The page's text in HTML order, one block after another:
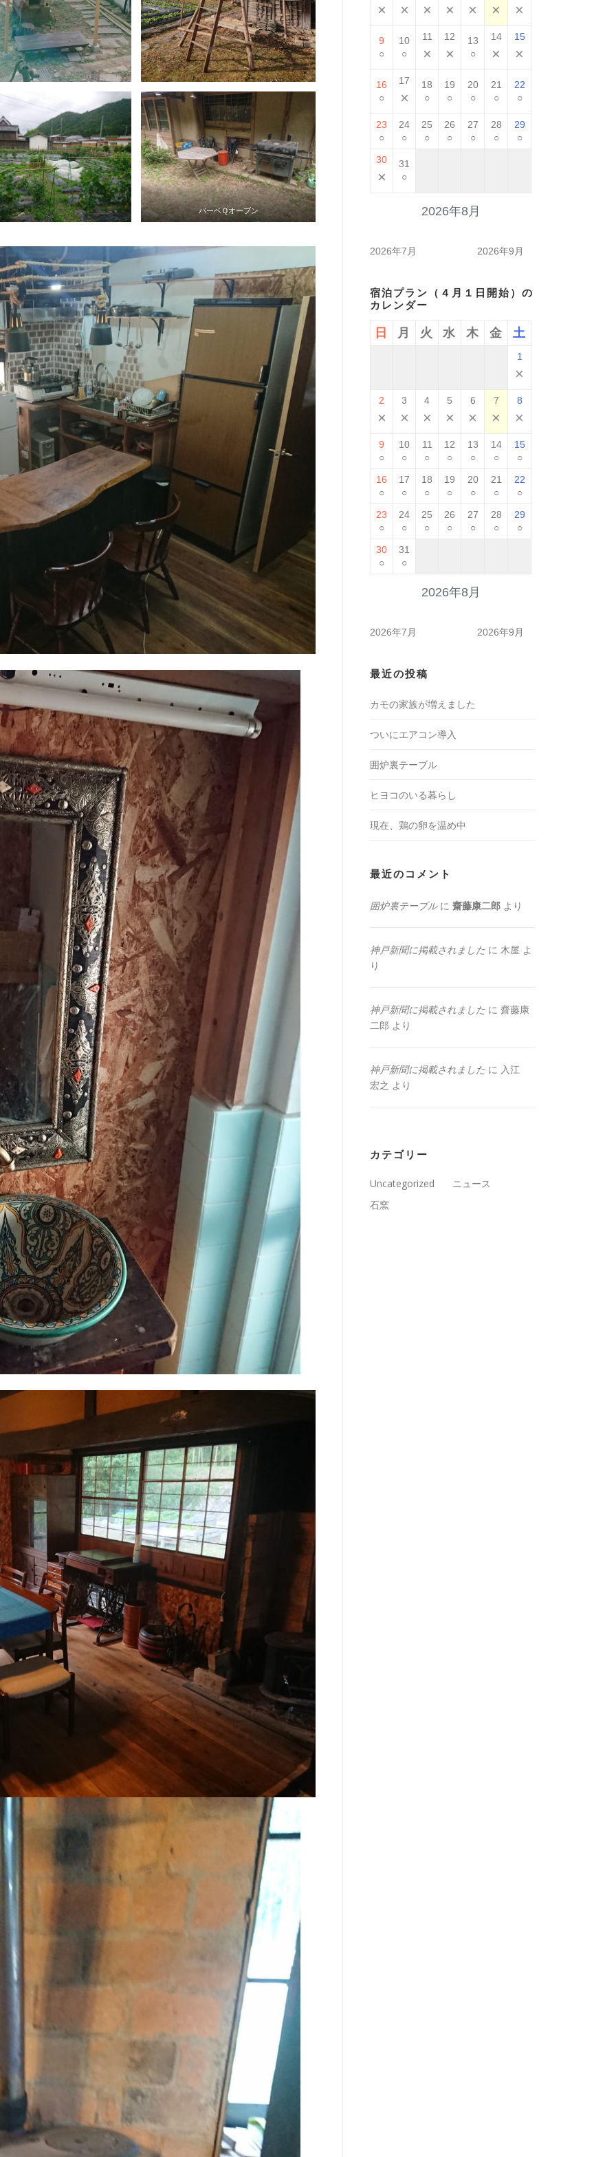
バーベＱオーブン 2026年8月
× × × × × × ×
9
○
10
○
11
×
12
×
13
○
14
×
15
×
16
○
17
×
18
○
19
○
20
○
21
○
22
○
23
○
24
○
25
○
26
○
27
○
28
○
29
○
30
×
31
○
2026年7月 2026年9月
宿泊プラン（４月１日開始）の
カレンダー
2026年8月
日 月 火 水 木 金 土
1
×
2
×
3
×
4
×
5
×
6
×
7
×
8
×
9
○
10
○
11
○
12
○
13
○
14
○
15
○
16
○
17
○
18
○
19
○
20
○
21
○
22
○
23
○
24
○
25
○
26
○
27
○
28
○
29
○
30
○
31
○
2026年7月 2026年9月
最近の投稿
カモの家族が増えました
ついにエアコン導入
囲炉裏テーブル
ヒヨコのいる暮らし
現在、鶏の卵を温め中
最近のコメント
囲炉裏テーブルに 齋藤康二郎 より
神戸新聞に掲載されました に 木屋 よ
り
神戸新聞に掲載されました に 齋藤康
二郎 より
神戸新聞に掲載されました に 入江
宏之 より
カテゴリー
Uncategorized
ニュース
石窯